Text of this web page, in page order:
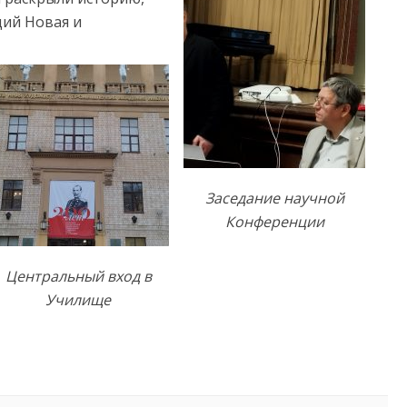
Заседание научной
Конференции
Новая и
Центральный вход в
Училище